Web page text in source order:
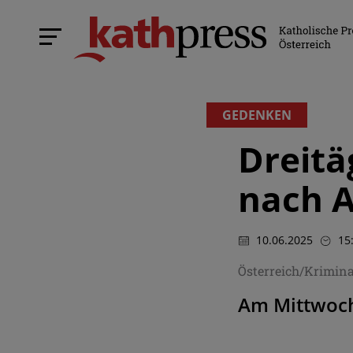
GEDENKEN
nach
10.06.2025
Österreich/
Am